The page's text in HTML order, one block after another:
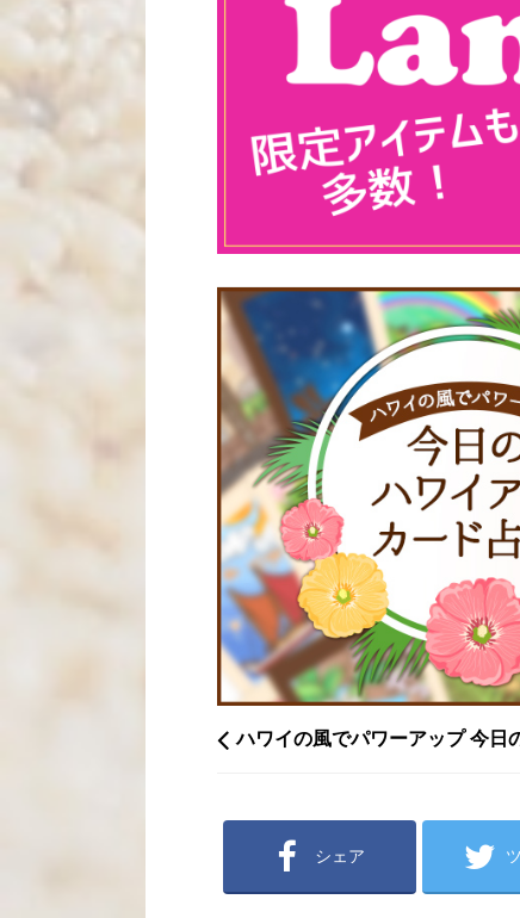
ハワイの風でパワーアップ 今日
シェア